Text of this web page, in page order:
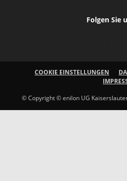
Folgen Sie
COOKIE EINSTELLUNGEN
© Copyright © enilon UG